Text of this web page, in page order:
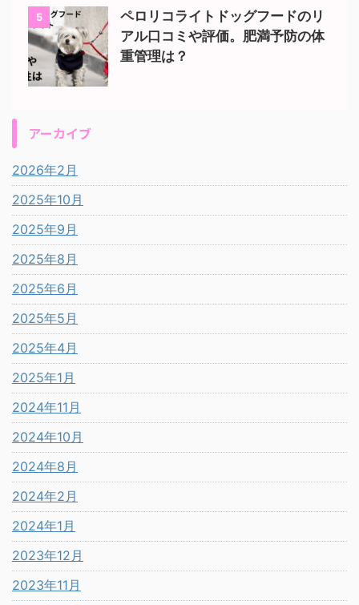
5
ペロリコライトドッグフードのリ
アル口コミや評価。肥満予防の体
重管理は？
アーカイブ
2026年2月
2025年10月
2025年9月
2025年8月
2025年6月
2025年5月
2025年4月
2025年1月
2024年11月
2024年10月
2024年8月
2024年2月
2024年1月
2023年12月
2023年11月